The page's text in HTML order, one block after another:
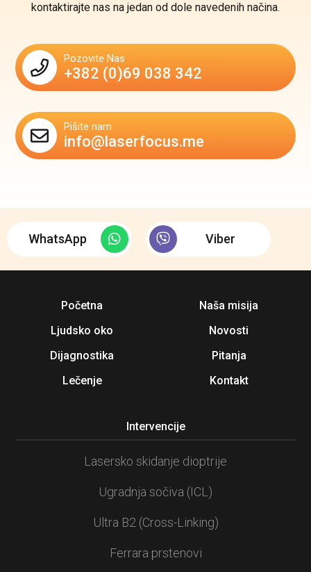
kontaktirajte nas na jedan od dole navedenih načina.
Pozovite Nas
+382 (0)69 038 342
Pišite nam
info@laserfocus.me
WhatsApp Viber
Početna
Ljudsko oko
Dijagnostika
Lečenje
Naša misija
Novosti
Pitanja
Kontakt
Intervencije
Lasersko skidanje dioptrije
Ugradnja sočiva (ICL)
Ultra B2 (Cross-Linking)
Ferrara prstenovi